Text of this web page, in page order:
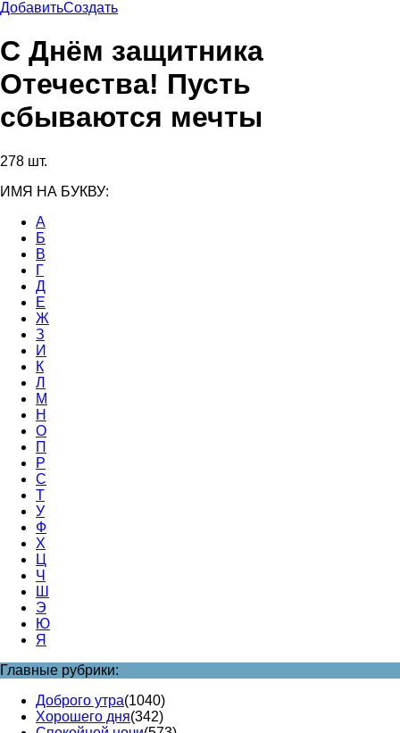
ДобавитьСоздать
С Днём защитника
Отечества! Пусть
сбываются мечты
278 шт.
ИМЯ НА БУКВУ:
А
Б
В
Г
Д
Е
Ж
З
И
К
Л
М
Н
О
П
Р
С
Т
У
Ф
Х
Ц
Ч
Ш
Э
Ю
Я
Главные рубрики:
Доброго утра(1040)
Хорошего дня(342)